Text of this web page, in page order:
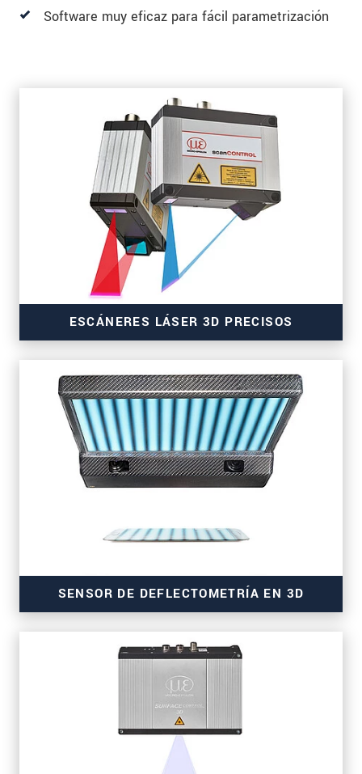
Software muy eficaz para fácil parametrización
ESCÁNERES LÁSER 3D PRECISOS
para la inspección de cintas transportadoras y
superficies
SENSOR DE DEFLECTOMETRÍA EN 3D
para la inspección de obleas wafer